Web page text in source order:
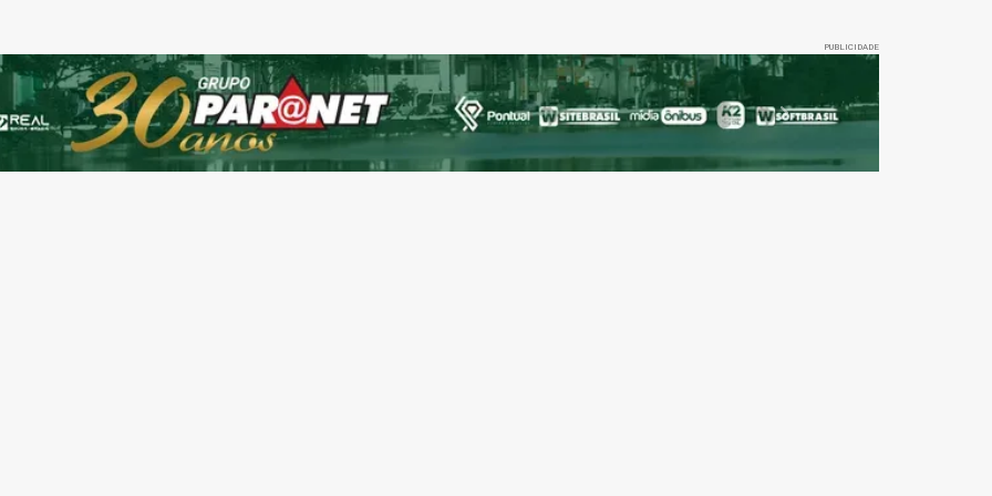
PUBLICIDADE